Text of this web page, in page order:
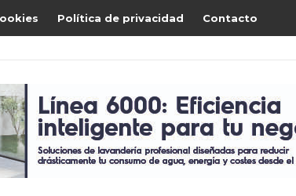
Política de privacidad Contacto